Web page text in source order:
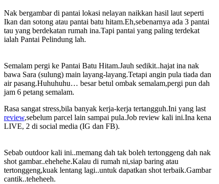
Nak bergambar di pantai lokasi nelayan naikkan hasil laut seperti
Ikan dan sotong atau pantai batu hitam.Eh,sebenarnya ada 3 pantai
tau yang berdekatan rumah ina.Tapi pantai yang paling terdekat
ialah Pantai Pelindung lah.
Semalam pergi ke Pantai Batu Hitam.Jauh sedikit..hajat ina nak
bawa Sara (sulung) main layang-layang.Tetapi angin pula tiada dan
air pasang.Huhuhuhu… besar betul ombak semalam,pergi pun dah
jam 6 petang semalam.
Rasa sangat stress,bila banyak kerja-kerja tertangguh.Ini yang last
review,sebelum parcel lain sampai pula.Job review kali ini.Ina kena
LIVE, 2 di social media (IG dan FB).
Sebab outdoor kali ini..memang dah tak boleh tertonggeng dah nak
shot gambar..ehehehe.Kalau di rumah ni,siap baring atau
tertonggeng,kuak lentang lagi..untuk dapatkan shot terbaik.Gambar
cantik..teheheeh.